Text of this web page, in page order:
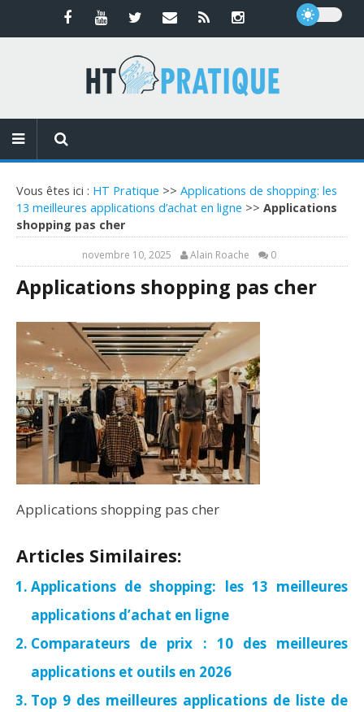
Vous êtes ici : HT Pratique >> Applications de shopping: les
13 meilleures applications d’achat en ligne >> Applications
shopping pas cher
novembre 10, 2025 Alain Roache 0
Applications shopping pas cher
Applications shopping pas cher
Articles Similaires:
Applications de shopping: les 13 meilleures
applications d’achat en ligne
Comparateurs de prix : 10 des meilleures
applications et outils en 2026
Top 9 des meilleures applications de liste de